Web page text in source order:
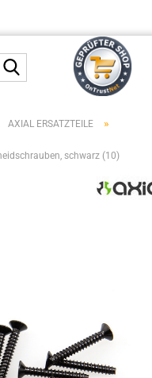
AXIAL ERSATZTEILE »
schwarz (10)